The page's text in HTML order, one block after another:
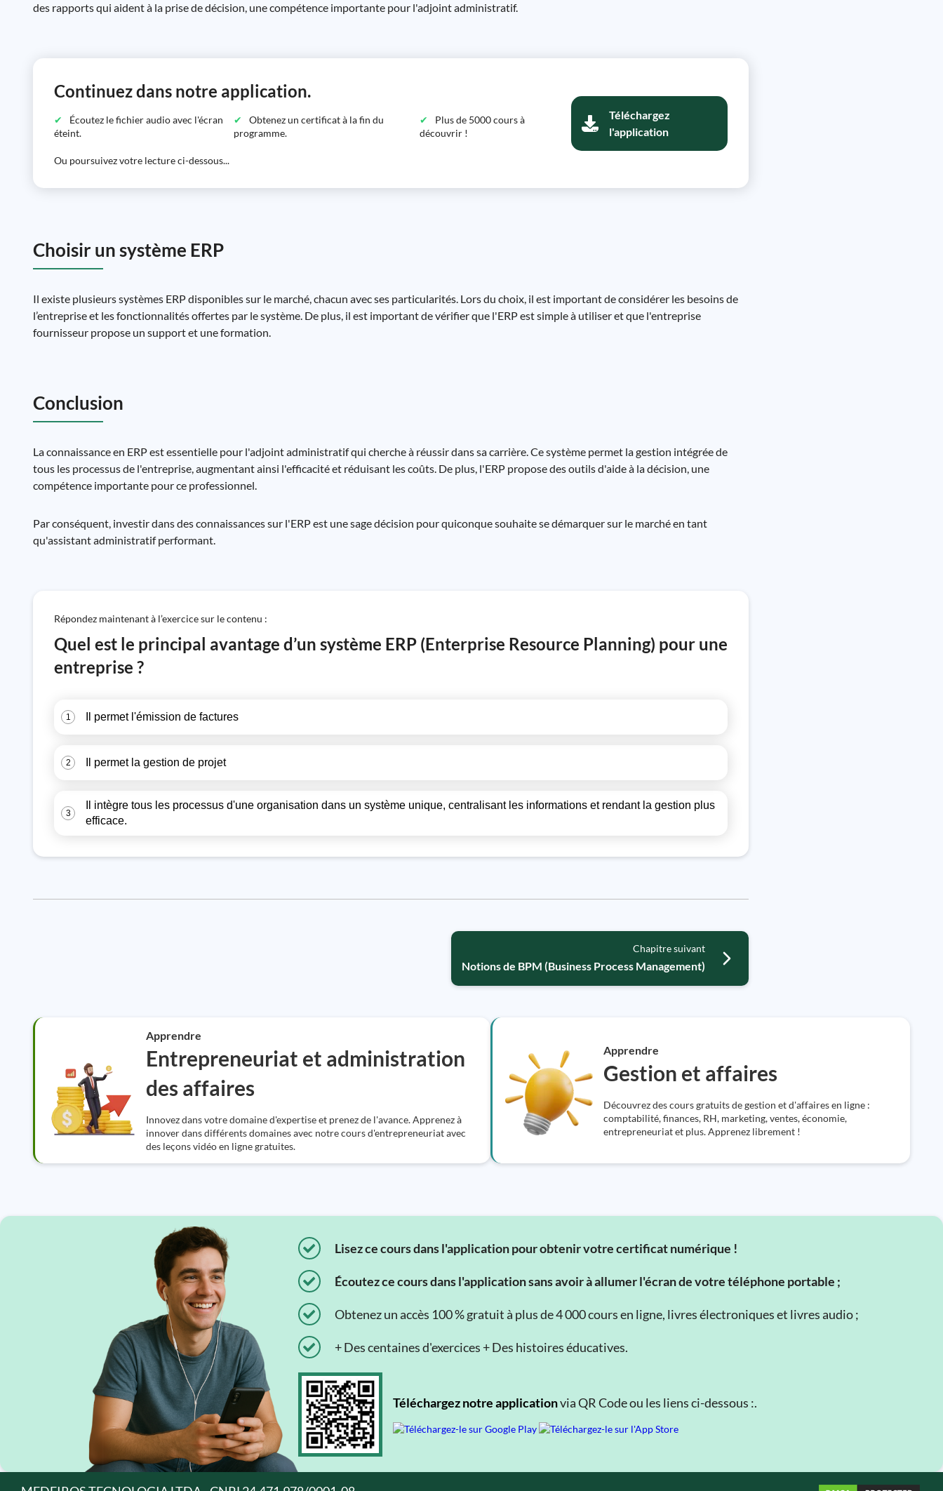
des rapports qui aident à la prise de décision, une compétence importante pour l'adjoint administratif.
Continuez dans notre application.
Écoutez le fichier audio avec l'écran
éteint.
Obtenez un certificat à la fin du
programme.
Plus de 5000 cours à
découvrir !
Ou poursuivez votre lecture ci-dessous...
Téléchargez
l'application
Choisir un système ERP
Il existe plusieurs systèmes ERP disponibles sur le marché, chacun avec ses particularités. Lors du choix, il est important de considérer les besoins de
l’entreprise et les fonctionnalités offertes par le système. De plus, il est important de vérifier que l'ERP est simple à utiliser et que l'entreprise
fournisseur propose un support et une formation.
Conclusion
La connaissance en ERP est essentielle pour l'adjoint administratif qui cherche à réussir dans sa carrière. Ce système permet la gestion intégrée de
tous les processus de l'entreprise, augmentant ainsi l'efficacité et réduisant les coûts. De plus, l'ERP propose des outils d'aide à la décision, une
compétence importante pour ce professionnel.
Par conséquent, investir dans des connaissances sur l'ERP est une sage décision pour quiconque souhaite se démarquer sur le marché en tant
qu'assistant administratif performant.
Répondez maintenant à l’exercice sur le contenu :
Quel est le principal avantage d’un système ERP (Enterprise Resource Planning) pour une
entreprise ?
1 Il permet l'émission de factures
2 Il permet la gestion de projet
3
Il intègre tous les processus d'une organisation dans un système unique, centralisant les informations et rendant la gestion plus
efficace.
Chapitre suivant
Notions de BPM (Business Process Management)
Apprendre
Entrepreneuriat et administration
des affaires
Innovez dans votre domaine d'expertise et prenez de l'avance. Apprenez à
innover dans différents domaines avec notre cours d'entrepreneuriat avec
des leçons vidéo en ligne gratuites.
Apprendre
Gestion et affaires
Découvrez des cours gratuits de gestion et d'affaires en ligne :
comptabilité, finances, RH, marketing, ventes, économie,
entrepreneuriat et plus. Apprenez librement !
Lisez ce cours dans l'application pour obtenir votre certificat numérique !
Écoutez ce cours dans l'application sans avoir à allumer l'écran de votre téléphone portable ;
Obtenez un accès 100 % gratuit à plus de 4 000 cours en ligne, livres électroniques et livres audio ;
+ Des centaines d'exercices + Des histoires éducatives.
Téléchargez notre applicationvia QR Code ou les liens ci-dessous :.